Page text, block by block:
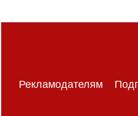
Рекламодателям